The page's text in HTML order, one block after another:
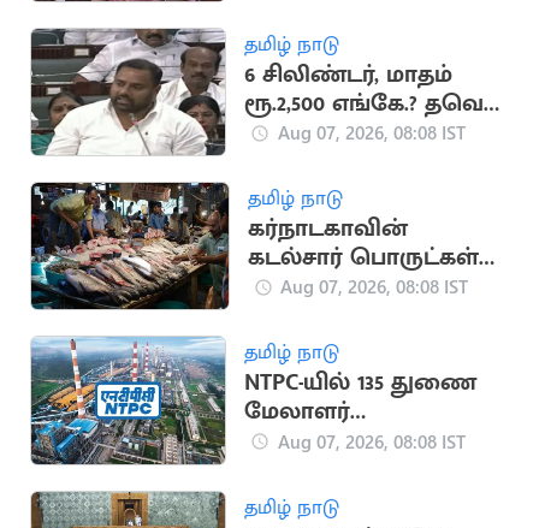
விஜயகாந்த்
தமிழ் நாடு
6 சிலிண்டர், மாதம்
ரூ.2,500 எங்கே.? தவெக
அரசுக்கு பாமக
Aug 07, 2026, 08:08 IST
தமிழ் நாடு
கர்நாடகாவின்
கடல்சார் பொருட்கள்
ஏற்றுமதி 56% உயர்வு,
Aug 07, 2026, 08:08 IST
தமிழ் நாடு
NTPC-யில் 135 துணை
மேலாளர்
பணியிடங்கள்
Aug 07, 2026, 08:08 IST
தமிழ் நாடு